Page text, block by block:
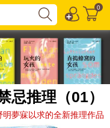
0
忌推理（01）
明夢寐以求的全新推理作品